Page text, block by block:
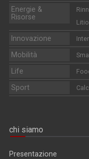
Energie &
Risorse
Litio
Innovazione
Mobilità
Life
Sport
chi siamo
Presentazione